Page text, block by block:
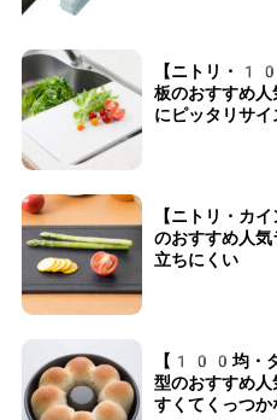
【ニトリ・
板のおすすめ
にピッタリサ
【ニトリ・
のおすすめ人
立ちにくい
【100均・ダ
型のおすすめ
すくてくっつ